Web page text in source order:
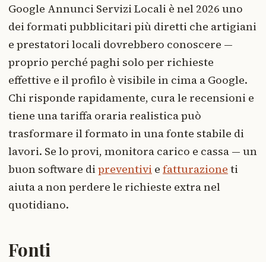
Google Annunci Servizi Locali è nel 2026 uno
dei formati pubblicitari più diretti che artigiani
e prestatori locali dovrebbero conoscere —
proprio perché paghi solo per richieste
effettive e il profilo è visibile in cima a Google.
Chi risponde rapidamente, cura le recensioni e
tiene una tariffa oraria realistica può
trasformare il formato in una fonte stabile di
lavori. Se lo provi, monitora carico e cassa — un
buon software dipreventivi e fatturazione ti
aiuta a non perdere le richieste extra nel
quotidiano.
Fonti